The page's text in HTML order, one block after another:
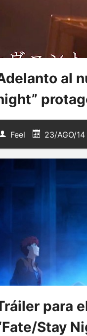
al
Feel 23/AGO/14
para
Stay